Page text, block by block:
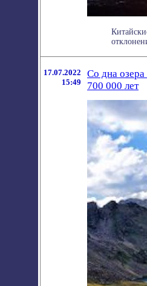
17.07.2022
15:49
Со дна озера
700 000 лет